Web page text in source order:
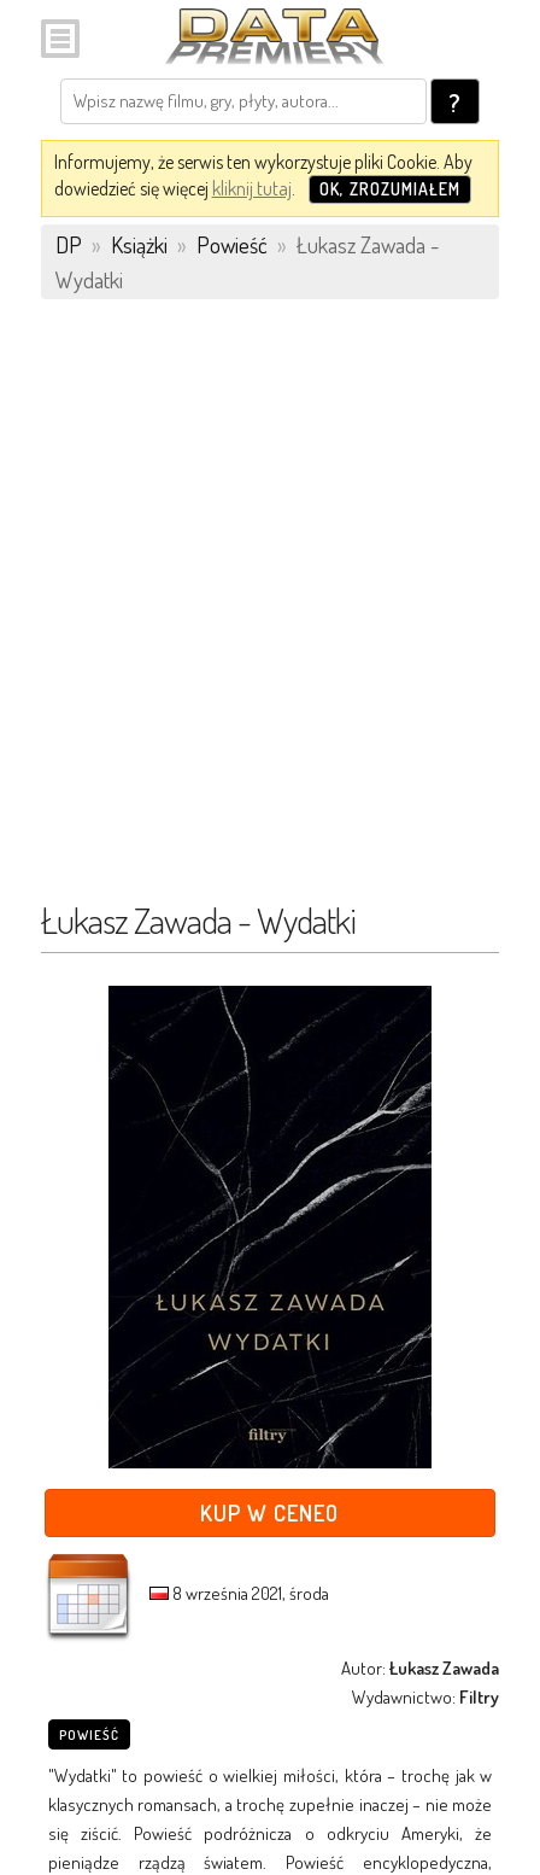
?
Informujemy, że serwis ten wykorzystuje pliki Cookie. Aby
dowiedzieć się więcej kliknij tutaj. OK, ZROZUMIAŁEM
DP » Książki » Powieść » Łukasz Zawada -
Wydatki
Łukasz Zawada - Wydatki
KUP W CENEO
8 września 2021, środa
Autor:Łukasz Zawada
Wydawnictwo: Filtry
POWIEŚĆ
"Wydatki" to powieść o wielkiej miłości, która – trochę jak w
klasycznych romansach, a trochę zupełnie inaczej – nie może
się ziścić. Powieść podróżnicza o odkryciu Ameryki, że
pieniądze rządzą światem. Powieść encyklopedyczna,